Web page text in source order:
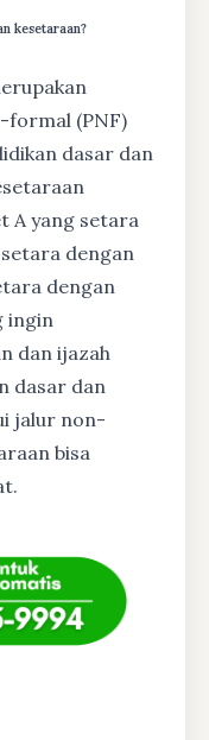
kesetaraan?
formal (PNF)
dasar dan
A yang setara
setara dengan
dengan
ingin
dan ijazah
dasar dan
jalur non-
bisa